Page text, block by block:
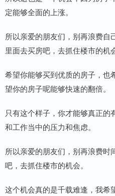
定能够全面的上涨。
所以亲爱的朋友们，别再浪费自
里面去买房吧，去抓住楼市的机
希望你能够买到优质的房子，也
望你的房子呢能够快速的翻倍。
只有这个样子，你才能够真正
和工作当中的压力和焦虑。
所以亲爱的朋友们，别再浪费时
吧，去抓住楼市的机会。
这个机会真的是千载难逢，我希